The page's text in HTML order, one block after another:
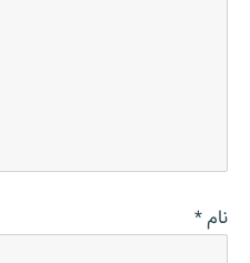
نام*